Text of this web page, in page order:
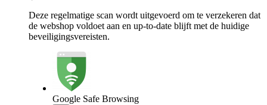
Deze regelmatige scan wordt uitgevoerd om te verzekeren dat
de webshop voldoet aan en up-to-date blijft met de huidige
beveiligingsvereisten.
Google Safe Browsing